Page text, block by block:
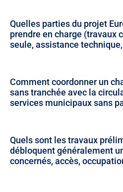
Quelles parties du projet
prendre en charge (travaux
seule, assistance
Comment coordonner un
sans tranchée avec la
services municipaux sans
Quels sont les travaux
débloquent généralement
concernés, accès,